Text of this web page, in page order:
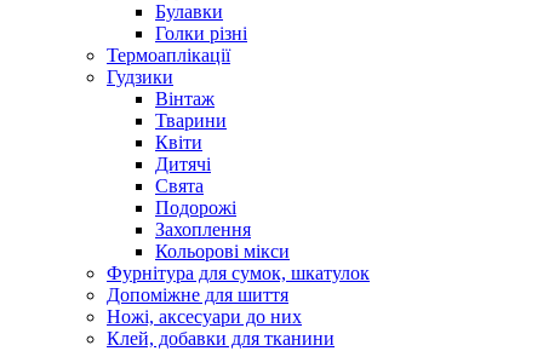
Булавки
Голки різні
Термоаплікації
Гудзики
Вінтаж
Тварини
Квіти
Дитячі
Свята
Подорожі
Захоплення
Кольорові мікси
Фурнітура для сумок, шкатулок
Допоміжне для шиття
Ножі, аксесуари до них
Клей, добавки для тканини